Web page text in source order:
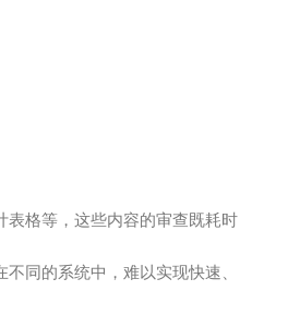
表格等，这些内容的审查既耗时
同的系统中，难以实现快速、